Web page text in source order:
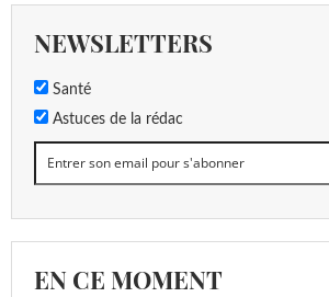
NEWSLETTERS
Santé
Astuces de la rédac
EN CE MOMENT